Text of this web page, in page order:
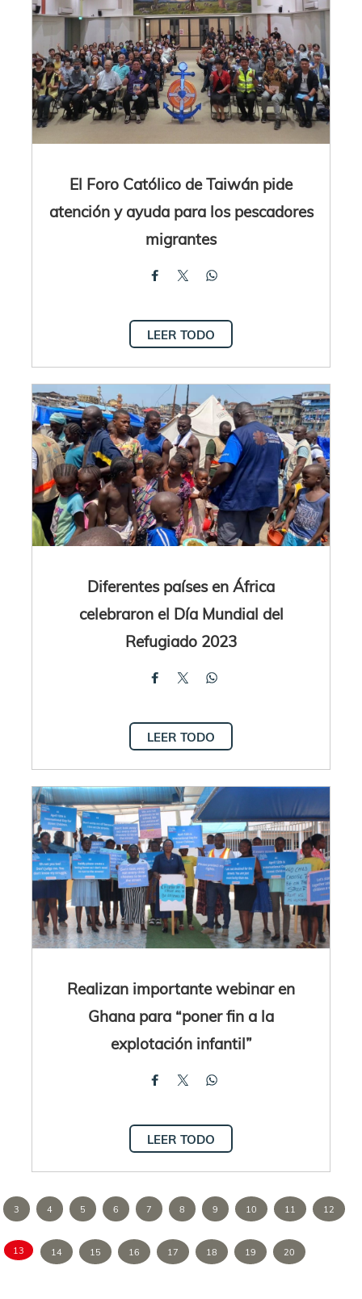
El Foro Católico de Taiwán pide
atención y ayuda para los pescadores
migrantes
LEER TODO
Diferentes países en África
celebraron el Día Mundial del
Refugiado 2023
LEER TODO
Realizan importante webinar en
Ghana para “poner fin a la
explotación infantil”
LEER TODO
3 4 5 6 7 8 9 10 11 12
13 14 15 16 17 18 19 20